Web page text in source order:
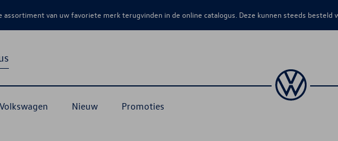
van uw favoriete merk terugvinden in de online catalogus. Deze kunnen steeds besteld
Nieuw Promoties